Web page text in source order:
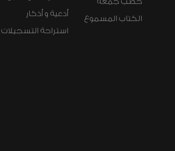
الكتاب المسموع
أدعية و أذكار
استراحة التسجيلات